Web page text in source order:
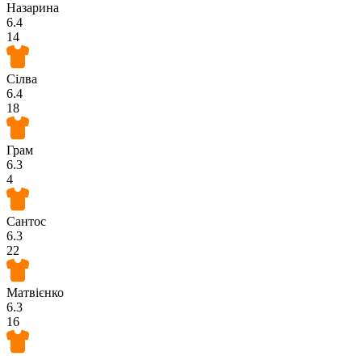
Назарина
6.4
14
Сілва
6.4
18
Грам
6.3
4
Сантос
6.3
22
Матвієнко
6.3
16